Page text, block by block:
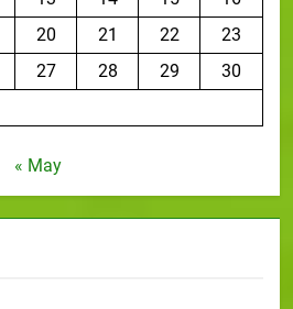
20 21 22
23
27 28 29
30
« May